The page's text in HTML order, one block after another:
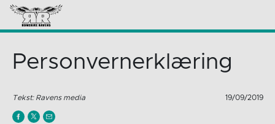
Personvernerklæring
Tekst: Ravens media 19/09/2019